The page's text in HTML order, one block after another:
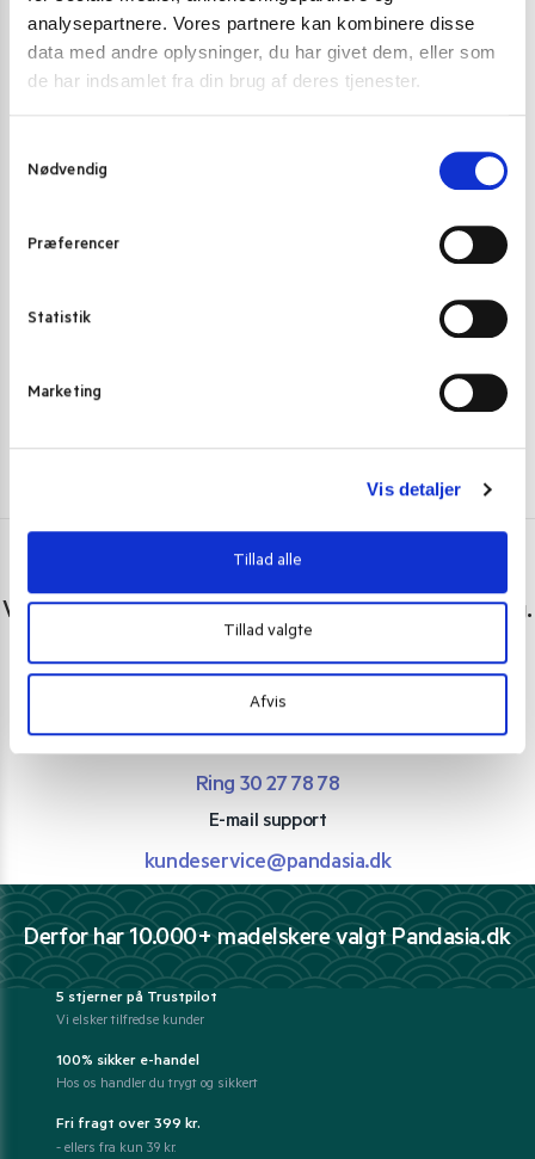
analysepartnere. Vores partnere kan kombinere disse
data med andre oplysninger, du har givet dem, eller som
de har indsamlet fra din brug af deres tjenester.
Nødvendig
Præferencer
Statistik
Marketing
Vis detaljer
Tillad alle
Tillad valgte
Afvis
19,00
Kilic
36,00
Vi er lige her. Kundeservice sidder klar til at hjælpe dig.
Personlig rådgivning med et smil
Vi guider dig igennem asiatisk mad
Ring 30 27 78 78
E-mail support
kundeservice@pandasia.dk
Derfor har 10.000+ madelskere valgt Pandasia.dk
5 stjerner på Trustpilot
Vi elsker tilfredse kunder
100% sikker e-handel
Hos os handler du trygt og sikkert
Fri fragt over 399 kr.
- ellers fra kun 39 kr.